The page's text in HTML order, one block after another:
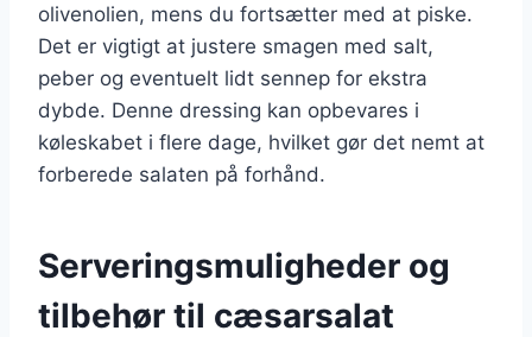
olivenolien, mens du fortsætter med at piske.
Det er vigtigt at justere smagen med salt,
peber og eventuelt lidt sennep for ekstra
dybde. Denne dressing kan opbevares i
køleskabet i flere dage, hvilket gør det nemt at
forberede salaten på forhånd.
Serveringsmuligheder og
tilbehør til cæsarsalat